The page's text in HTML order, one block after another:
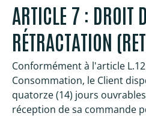
ARTICLE 7 : DROIT
RÉTRACTATION
Conformément à l'article
Consommation, le Client
quatorze (14) jours
réception de sa commande